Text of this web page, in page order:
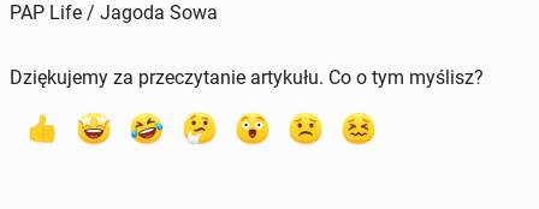
PAP Life / Jagoda Sowa
Dziękujemy za przeczytanie artykułu. Co o tym myślisz?